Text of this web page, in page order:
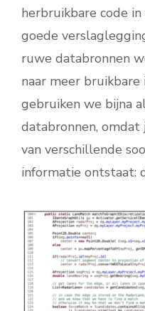
herbruikbare code
goede
ruwe databronnen
naar meer bruikbare
gebruiken we bijna
databronnen,
van verschillende
informatie ontstaat: